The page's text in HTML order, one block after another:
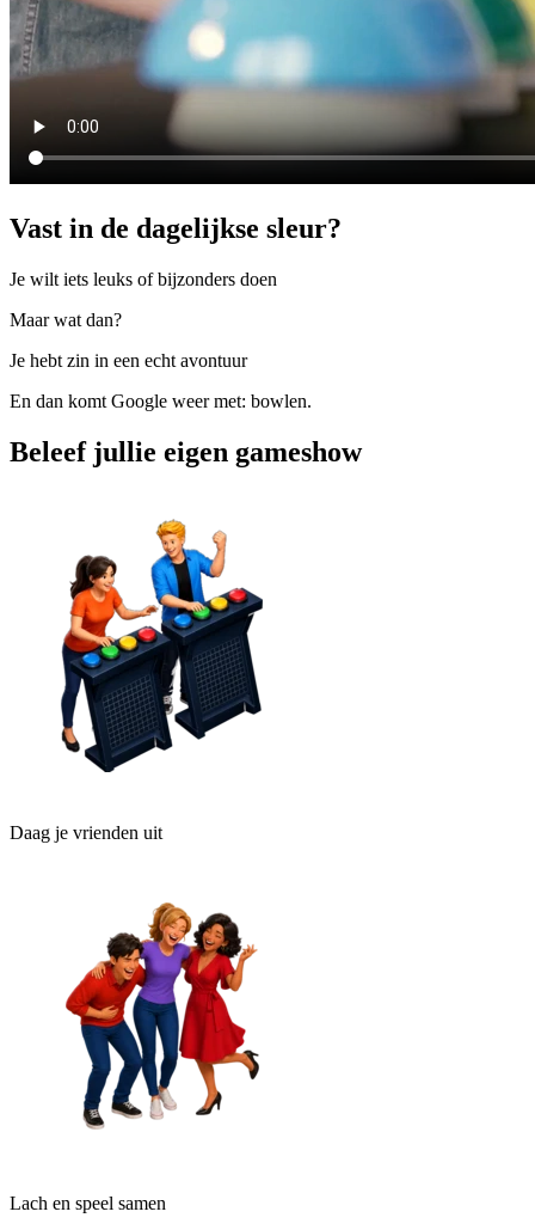
Vast in de dagelijkse sleur?
Je wilt iets leuks of bijzonders doen
Maar wat dan?
Je hebt zin in een echt avontuur
En dan komt Google weer met: bowlen.
Beleef jullie eigen gameshow
Daag je vrienden uit
Lach en speel samen